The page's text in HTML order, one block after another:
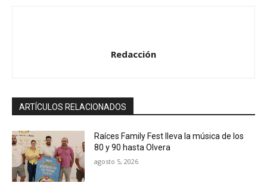
Redacción
ARTÍCULOS RELACIONADOS
Raíces Family Fest lleva la música de los
80 y 90 hasta Olvera
agosto 5, 2026